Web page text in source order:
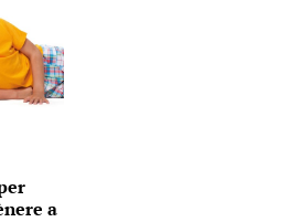
a